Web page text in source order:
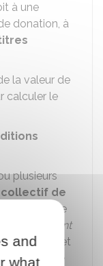
à une
donation, à
la valeur de
calculer le
plusieurs
de
une durée
d'engagement
unique. Cet
à la date
and
what